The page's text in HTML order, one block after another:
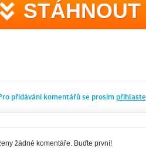
STÁHNOUT
přidávání komentářů se prosím přihlaste
žádné komentáře. Buďte první!